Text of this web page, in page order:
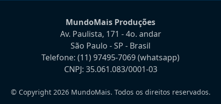
MundoMais Produções
Av. Paulista, 171 - 4o. andar
São Paulo - SP - Brasil
Telefone: (11) 97495-7069(whatsapp)
CNPJ: 35.061.083/0001-03
© Copyright 2026 MundoMais. Todos os direitos reservados.